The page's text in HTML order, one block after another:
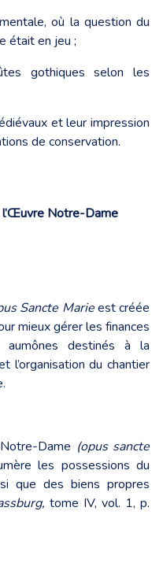
où la question du
était en jeu ;
gothiques selon les
et leur impression
de conservation.
l’Œuvre Notre-Dame
Sancte Marieest créée
mieux gérer les finances
destinés à la
l’organisation du chantier
Dame (opus sancte
les possessions du
que des biens propres
tome IV, vol. 1, p.